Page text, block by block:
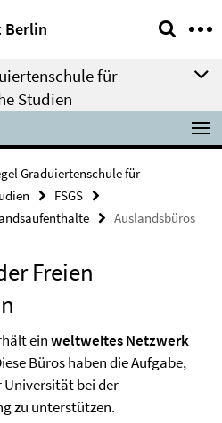
Berlin
für
Studien
Graduiertenschule für
FSGS
Auslandsbüros
Freien
einweltweites Netzwerk
Büros haben die Aufgabe,
Universität bei der
zu unterstützen.